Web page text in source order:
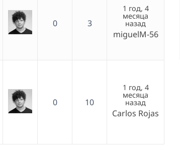
0 3
1 год, 4
месяца
назад
miguelM-56
0 10
1 год, 4
месяца
назад
Carlos Rojas